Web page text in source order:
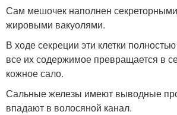
Сам мешочек наполнен
жировыми вакуолями.
В ходе секреции эти клетки
все их содержимое превращается в
кожное сало.
Сальные железы имеют выводные
впадают в волосяной канал.